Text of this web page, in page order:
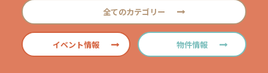
全てのカテゴリー
イベント情報 物件情報